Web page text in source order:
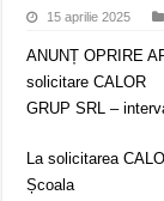
15 aprilie 2025
ANUNȚ OPRIRE
solicitare CALOR
GRUP SRL –
La solicitarea
Școala